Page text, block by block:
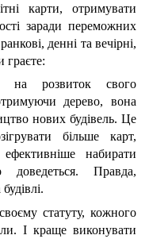
карти, отримувати
заради переможних
денні та вечірні,
граєте:
на розвиток свого
дерево, вона
нових будівель. Це
більше карт,
набирати
Правда,
статуту, кожного
І краще виконувати